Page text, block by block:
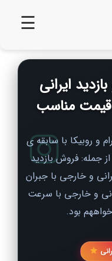
☰
ایرانی
قیمت مناسب
و روبیکا با سابقه ی
جمله: فروش بازدید
و خارجی با جبران
و خارجی با سرعت
خواههم بود.